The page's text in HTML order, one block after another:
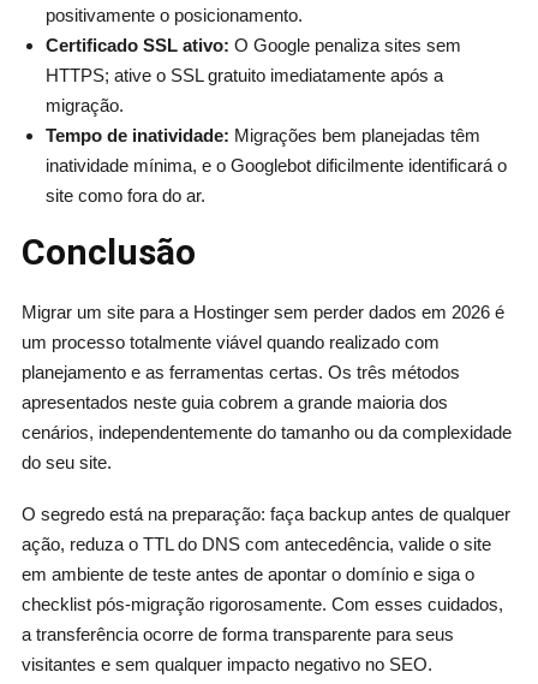
positivamente o posicionamento.
Certificado SSL ativo: O Google penaliza sites sem
HTTPS; ative o SSL gratuito imediatamente após a
migração.
Tempo de inatividade: Migrações bem planejadas têm
inatividade mínima, e o Googlebot dificilmente identificará o
site como fora do ar.
Conclusão
Migrar um site para a Hostinger sem perder dados em 2026 é
um processo totalmente viável quando realizado com
planejamento e as ferramentas certas. Os três métodos
apresentados neste guia cobrem a grande maioria dos
cenários, independentemente do tamanho ou da complexidade
do seu site.
O segredo está na preparação: faça backup antes de qualquer
ação, reduza o TTL do DNS com antecedência, valide o site
em ambiente de teste antes de apontar o domínio e siga o
checklist pós-migração rigorosamente. Com esses cuidados,
a transferência ocorre de forma transparente para seus
visitantes e sem qualquer impacto negativo no SEO.